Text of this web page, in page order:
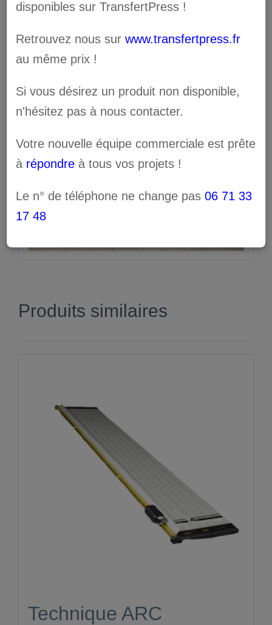
Produits similaires
Technique ARC
disponibles sur TransfertPress !
Retrouvez nous surwww.transfertpress.fr
au même prix !
Si vous désirez un produit non disponible,
n'hésitez pas à nous contacter.
Votre nouvelle équipe commerciale est prête
à répondre à tous vos projets !
Le n° de téléphone ne change pas06 71 33
17 48